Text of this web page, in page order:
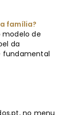
família?
modelo de
da
fundamental
no menu